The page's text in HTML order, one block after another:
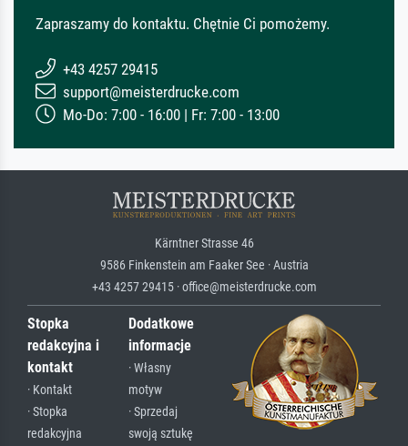
Zapraszamy do kontaktu. Chętnie Ci pomożemy.
+43 4257 29415
support@meisterdrucke.com
Mo-Do: 7:00 - 16:00 | Fr: 7:00 - 13:00
Kärntner Strasse 46
9586 Finkenstein am Faaker See · Austria
+43 4257 29415 · office@meisterdrucke.com
Stopka
redakcyjna i
kontakt
· Kontakt
· Stopka
redakcyjna
Dodatkowe
informacje
· Własny
motyw
· Sprzedaj
swoją sztukę